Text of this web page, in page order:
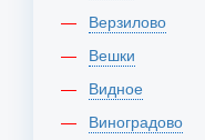
Верзилово
Вешки
Видное
Виноградово